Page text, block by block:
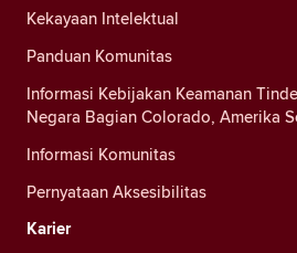
Kekayaan Intelektual
Panduan Komunitas
Informasi Kebijakan Keamanan
Negara Bagian Colorado, Amerika
Informasi Komunitas
Pernyataan Aksesibilitas
Karier